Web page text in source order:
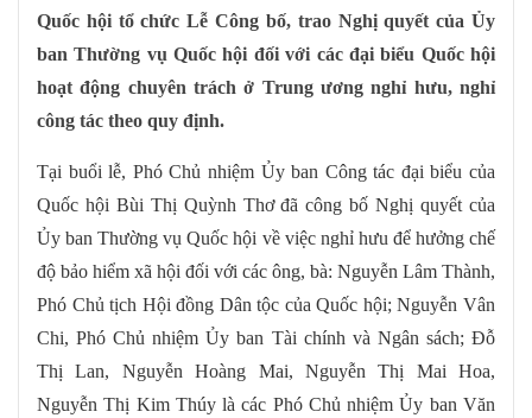
Quốc hội tổ chức Lễ Công bố, trao Nghị quyết của Ủy
ban Thường vụ Quốc hội đối với các đại biểu Quốc hội
hoạt động chuyên trách ở Trung ương nghỉ hưu, nghỉ
công tác theo quy định.
Tại buổi lễ, Phó Chủ nhiệm Ủy ban Công tác đại biểu của
Quốc hội Bùi Thị Quỳnh Thơ đã công bố Nghị quyết của
Ủy ban Thường vụ Quốc hội về việc nghỉ hưu để hưởng chế
độ bảo hiểm xã hội đối với các ông, bà: Nguyễn Lâm Thành,
Phó Chủ tịch Hội đồng Dân tộc của Quốc hội; Nguyễn Vân
Chi, Phó Chủ nhiệm Ủy ban Tài chính và Ngân sách; Đỗ
Thị Lan, Nguyễn Hoàng Mai, Nguyễn Thị Mai Hoa,
Nguyễn Thị Kim Thúy là các Phó Chủ nhiệm Ủy ban Văn